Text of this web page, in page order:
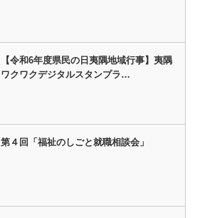
【令和6年度県民の日夷隅地域行事】夷隅
ワクワクデジタルスタンプラ…
第４回「福祉のしごと就職相談会」